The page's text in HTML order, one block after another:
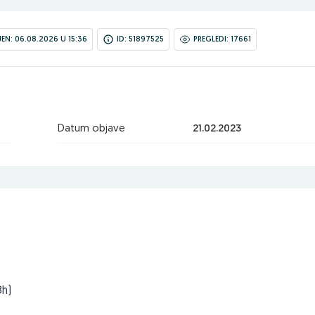
06.08.2026 U 15:36 ID: 51897525 PREGLEDI: 17661
Datum objave 21.02.2023